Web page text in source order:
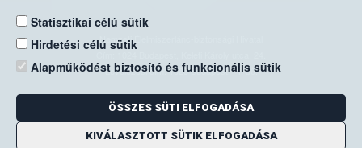
Statisztikai célú sütik
Hirdetési célú sütik
Alapműködést biztosító és funkcionális sütik
ÖSSZES SÜTI ELFOGADÁSA
KIVÁLASZTOTT SÜTIK ELFOGADÁSA
Nemzeti Élelmiszerlánc-biztonsági Hivatal
Levelezési cím: 1525 Budapest. Pf. 30.
E-mail:ugyfelszolgalat@nebih.gov.hu
Zöld szám: 06-80/263-244